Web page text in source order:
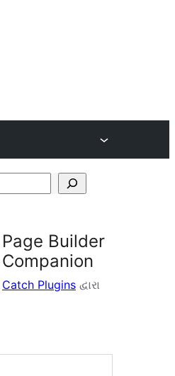
Page Builder
Companion
Catch Plugins દ્વારા